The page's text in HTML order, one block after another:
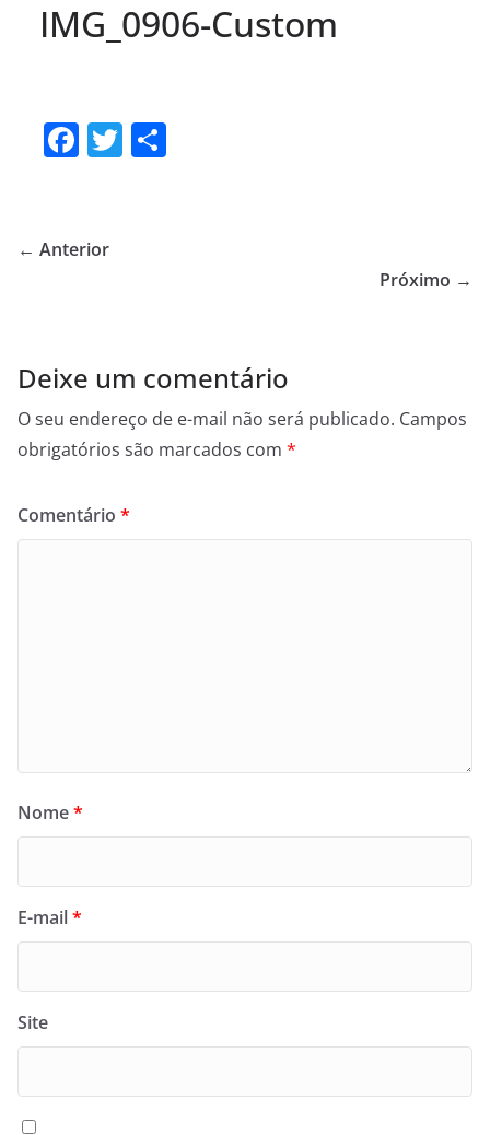
IMG_0906-Custom
F
e
k
T
← Anterior
Próximo →
Deixe um comentário
O seu endereço de e-mail não será publicado. Campos
obrigatórios são marcados com *
Comentário *
Nome*
E-mail*
Site